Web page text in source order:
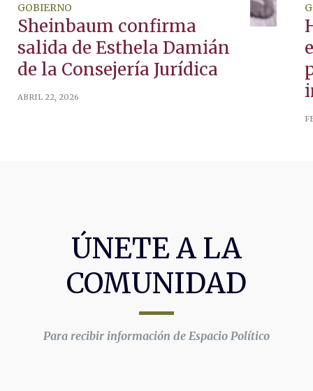
GOBIERNO
Sheinbaum confirma
salida de Esthela Damián
de la Consejería Jurídica
ABRIL 22, 2026
ÚNETE A LA
COMUNIDAD
Para recibir información de Espacio Político